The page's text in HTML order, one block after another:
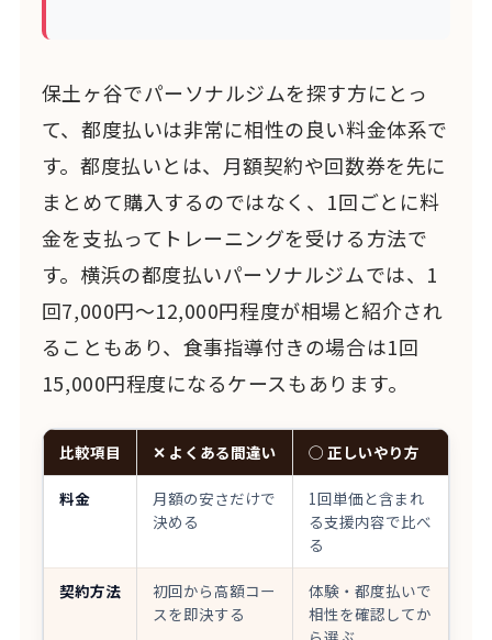
保土ヶ谷でパーソナルジムを探す方にとっ
て、都度払いは非常に相性の良い料金体系で
す。都度払いとは、月額契約や回数券を先に
まとめて購入するのではなく、1回ごとに料
金を支払ってトレーニングを受ける方法で
す。横浜の都度払いパーソナルジムでは、1
回7,000円〜12,000円程度が相場と紹介され
ることもあり、食事指導付きの場合は1回
15,000円程度になるケースもあります。
比較項目 ✕ よくある間違い ◯ 正しいやり方
料金
月額の安さだけで
決める
1回単価と含まれ
る支援内容で比べ
る
契約方法
初回から高額コー
スを即決する
体験・都度払いで
相性を確認してか